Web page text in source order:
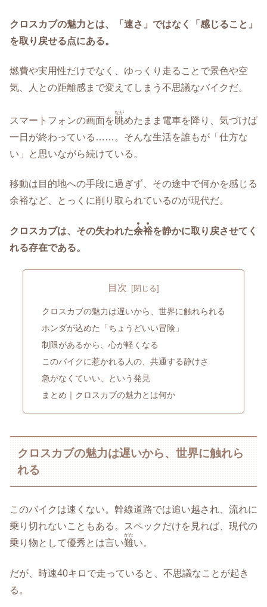
クロスカブの魅力とは、「速さ」ではなく「感じること」
を取り戻せる点にある。
燃費や実用性だけでなく、ゆっくり走ることで景色や空
気、人との距離感まで変えてしまう不思議なバイクだ。
スマートフォンの画面を 眺
なが
めたまま電車を降り、気づけば
一日が終わっている……。そんな生活を誰もが「仕方な
い」と思いながら続けている。
移動は目的地への手段に過ぎず、その途中で何かを感じる
余裕など、とっくに削り取られているのが現代だ。
クロスカブは、その失われた余裕を静かに取り戻させてく
れる存在である。
目次
クロスカブの魅力は遅いから、世界に触れられる
ホンダが込めた「ちょうどいい冒険」
制限があるから、心が軽くなる
このバイクに惹かれる人の、共通する静けさ
急がなくていい、という発見
まとめ｜クロスカブの魅力とは何か
クロスカブの魅力は遅いから、世界に触れら
れる
このバイクは速くない。幹線道路では追い越され、流れに
乗り切れないこともある。スペックだけを見れば、現代の
乗り物として優秀とは言い難
がた
い。
だが、時速40キロで走っていると、不思議なことが起き
る。